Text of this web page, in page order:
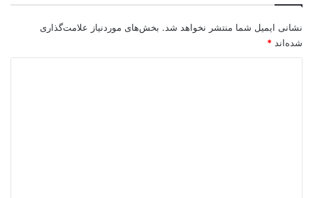
نشانی ایمیل شما منتشر نخواهد شد. بخش‌های موردنیاز علامت‌گذاری
شده‌اند *